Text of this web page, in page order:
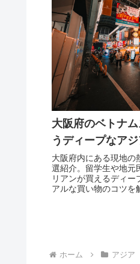
大阪府のベトナ
うディープなア
大阪府内にある現地の
選紹介。留学生や地元
リアンが買えるディー
アルな買い物のコツを
ホーム アジア